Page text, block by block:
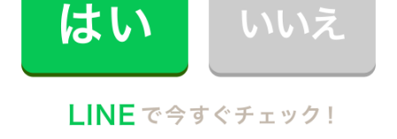
行デビューしてみませんか？
Written by
CaSyジャーナル編集部